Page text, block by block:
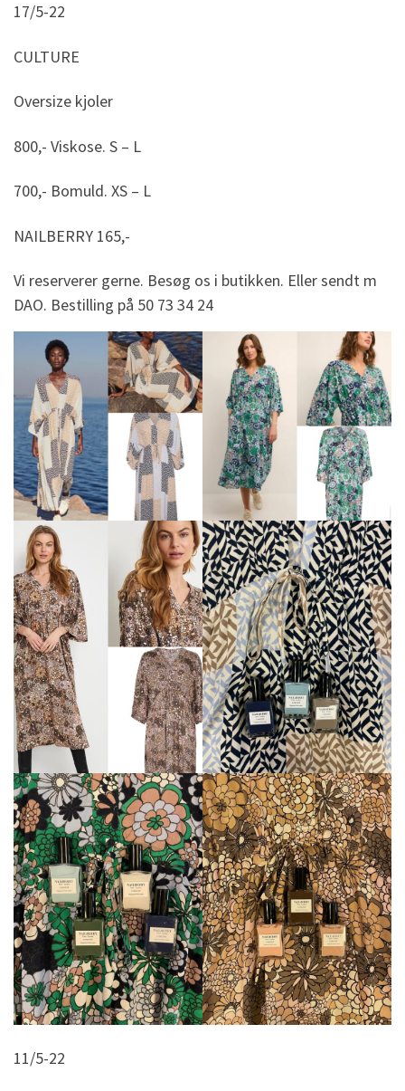
17/5-22
CULTURE
Oversize kjoler
800,- Viskose. S – L
700,- Bomuld. XS – L
NAILBERRY 165,-
Vi reserverer gerne. Besøg os i butikken. Eller sendt m
DAO. Bestilling på 50 73 34 24
11/5-22